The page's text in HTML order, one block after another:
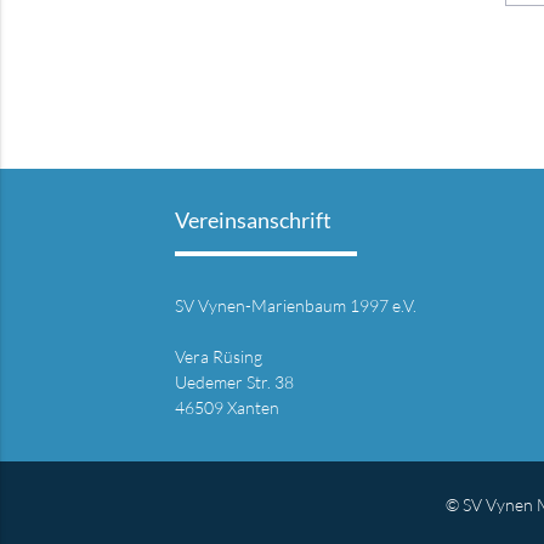
Vereinsanschrift
SV Vynen-Marienbaum 1997 e.V.
Vera Rüsing
Uedemer Str. 38
46509 Xanten
© SV Vynen